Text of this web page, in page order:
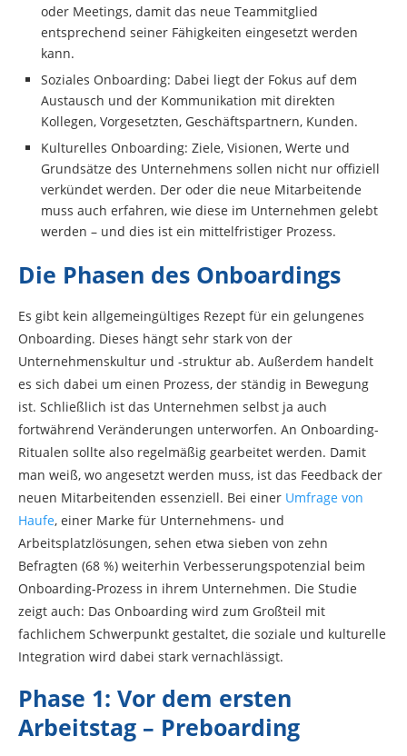
oder Meetings, damit das neue Teammitglied
entsprechend seiner Fähigkeiten eingesetzt werden
kann.
Soziales Onboarding: Dabei liegt der Fokus auf dem
Austausch und der Kommunikation mit direkten
Kollegen, Vorgesetzten, Geschäftspartnern, Kunden.
Kulturelles Onboarding: Ziele, Visionen, Werte und
Grundsätze des Unternehmens sollen nicht nur offiziell
verkündet werden. Der oder die neue Mitarbeitende
muss auch erfahren, wie diese im Unternehmen gelebt
werden – und dies ist ein mittelfristiger Prozess.
Die Phasen des Onboardings
Es gibt kein allgemeingültiges Rezept für ein gelungenes
Onboarding. Dieses hängt sehr stark von der
Unternehmenskultur und -struktur ab. Außerdem handelt
es sich dabei um einen Prozess, der ständig in Bewegung
ist. Schließlich ist das Unternehmen selbst ja auch
fortwährend Veränderungen unterworfen. An Onboarding-
Ritualen sollte also regelmäßig gearbeitet werden. Damit
man weiß, wo angesetzt werden muss, ist das Feedback der
neuen Mitarbeitenden essenziell. Bei einer Umfrage von
Haufe, einer Marke für Unternehmens- und
Arbeitsplatzlösungen, sehen etwa sieben von zehn
Befragten (68 %) weiterhin Verbesserungspotenzial beim
Onboarding-Prozess in ihrem Unternehmen. Die Studie
zeigt auch: Das Onboarding wird zum Großteil mit
fachlichem Schwerpunkt gestaltet, die soziale und kulturelle
Integration wird dabei stark vernachlässigt.
Phase 1: Vor dem ersten
Arbeitstag – Preboarding